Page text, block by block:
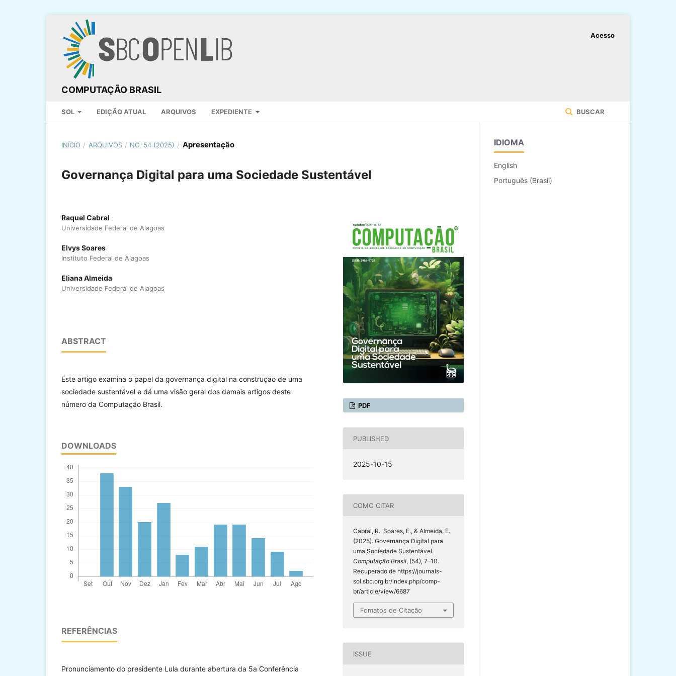
COMPUTAÇÃO BRASIL
SOL EDIÇÃO ATUAL ARQUIVOS EXPEDIENTE BUSCAR
Acesso
INÍCIO / ARQUIVOS / NO. 54 (2025) / Apresentação
Governança Digital para uma Sociedade Sustentável
Raquel Cabral
Universidade Federal de Alagoas
Elvys Soares
Instituto Federal de Alagoas
Eliana Almeida
Universidade Federal de Alagoas
ABSTRACT
Este artigo examina o papel da governança digital na construção de uma
sociedade sustentável e dá uma visão geral dos demais artigos deste
número da Computação Brasil.
DOWNLOADS
REFERÊNCIAS
Pronunciamento do presidente Lula durante abertura da 5a Conferência
PDF
PUBLISHED
2025-10-15
COMO CITAR
Cabral, R., Soares, E., & Almeida, E.
(2025). Governança Digital para
uma Sociedade Sustentável.
Computação Brasil, (54), 7–10.
Recuperado de https://journals-
sol.sbc.org.br/index.php/comp-
br/article/view/6687
Fomatos de Citação
ISSUE
IDIOMA
English
Português (Brasil)